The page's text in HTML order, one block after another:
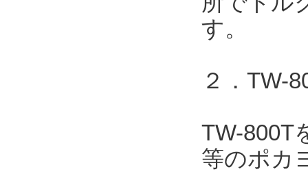
す。
２．TW-
TW-800T
等のポカ